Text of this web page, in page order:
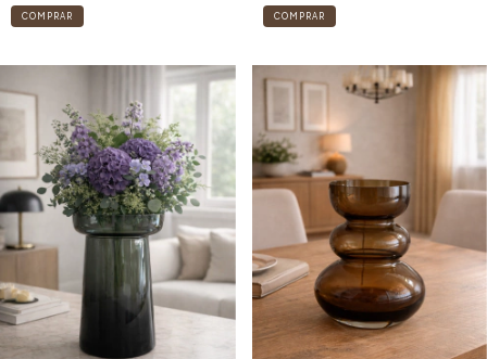
COMPRAR COMPRAR